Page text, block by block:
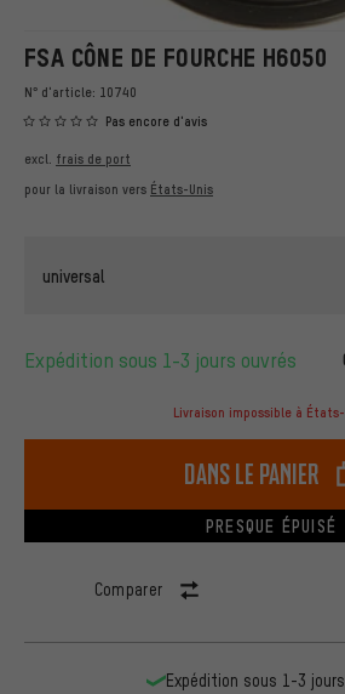
FSA CÔNE DE FOURCHE H6050
N° d'article: 10740
Pas encore d'avis
excl. frais de port
pour la livraison vers États-Unis
universal
Expédition sous 1-3 jours ouvrés
Livraison impossible à
dans le panier
PRESQUE ÉPUISÉ
Comparer
Expédition sous 1-3